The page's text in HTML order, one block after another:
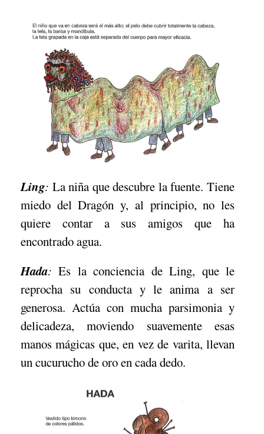
Ling: La niña que descubre la fuente. Tiene
miedo del Dragón y, al principio, no les
quiere contar a sus amigos que ha
encontrado agua.
Hada:Es la conciencia de Ling, que le
reprocha su conducta y le anima a ser
generosa. Actúa con mucha parsimonia y
delicadeza, moviendo suavemente esas
manos mágicas que, en vez de varita, llevan
un cucurucho de oro en cada dedo.